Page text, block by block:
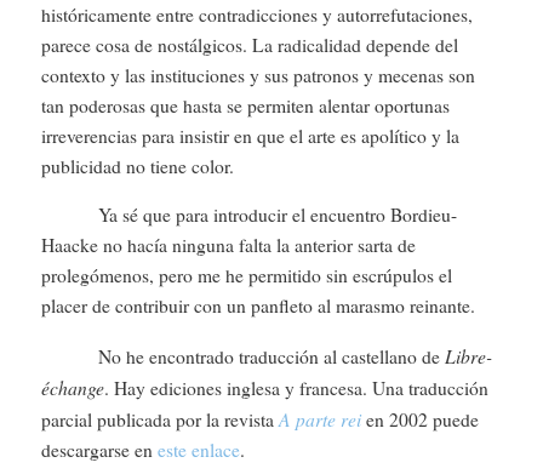
históricamente entre contradicciones y autorrefutaciones,
parece cosa de nostálgicos. La radicalidad depende del
contexto y las instituciones y sus patronos y mecenas son
tan poderosas que hasta se permiten alentar oportunas
irreverencias para insistir en que el arte es apolítico y la
publicidad no tiene color.
Ya sé que para introducir el encuentro Bordieu-
Haacke no hacía ninguna falta la anterior sarta de
prolegómenos, pero me he permitido sin escrúpulos el
placer de contribuir con un panfleto al marasmo reinante.
No he encontrado traducción al castellano de Libre-
échange. Hay ediciones inglesa y francesa. Una traducción
parcial publicada por la revistaA parte rei en 2002 puede
descargarse eneste enlace.